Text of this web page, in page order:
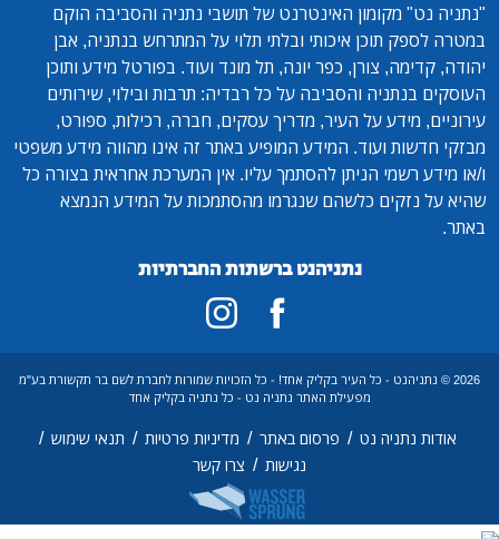
"נתניה נט" מקומון האינטרנט של תושבי נתניה והסביבה הוקם
במטרה לספק תוכן איכותי ובלתי תלוי על המתרחש בנתניה, אבן
יהודה, קדימה, צורן, כפר יונה, תל מונד ועוד. בפורטל מידע ותוכן
העוסקים בנתניה והסביבה על כל רבדיה: תרבות ובילוי, שירותים
עירוניים, מידע על העיר, מדריך עסקים, חברה, רכילות, ספורט,
מבזקי חדשות ועוד. המידע המופיע באתר זה אינו מהווה מידע משפטי
ו/או מידע רשמי הניתן להסתמך עליו. אין המערכת אחראית בצורה כל
שהיא על נזקים כלשהם שנגרמו מהסתמכות על המידע הנמצא
באתר.
נתניהנט ברשתות החברתיות
2026 © נתניהנט - כל העיר בקליק אחד! - כל הזכויות שמורות לחברת לשם בר תקשורת בע"מ
מפעילת האתר נתניה נט - כל נתניה בקליק אחד
אודות נתניה נט / פרסום באתר / מדיניות פרטיות / תנאי שימוש /
נגישות / צרו קשר